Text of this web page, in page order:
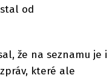
od
že na seznamu je i
které ale